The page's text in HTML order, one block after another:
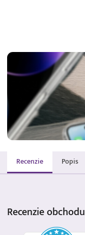
Recenzie Popis
Recenzieobchodu